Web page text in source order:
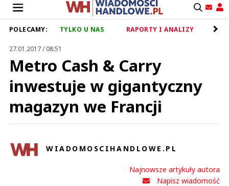
POLECAMY: TYLKO U NAS RAPORTY I ANALIZY
27.01.2017 / 08:51
Metro Cash & Carry
inwestuje w gigantyczny
magazyn we Francji
WIADOMOSCIHANDLOWE.PL
Najnowsze artykuły autora
Napisz wiadomość